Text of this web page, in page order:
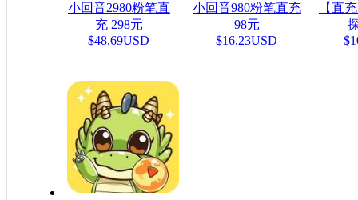
小回音2980粉笔直
充 298元
$48.69USD
小回音980粉笔直充
98元
$16.23USD
【直